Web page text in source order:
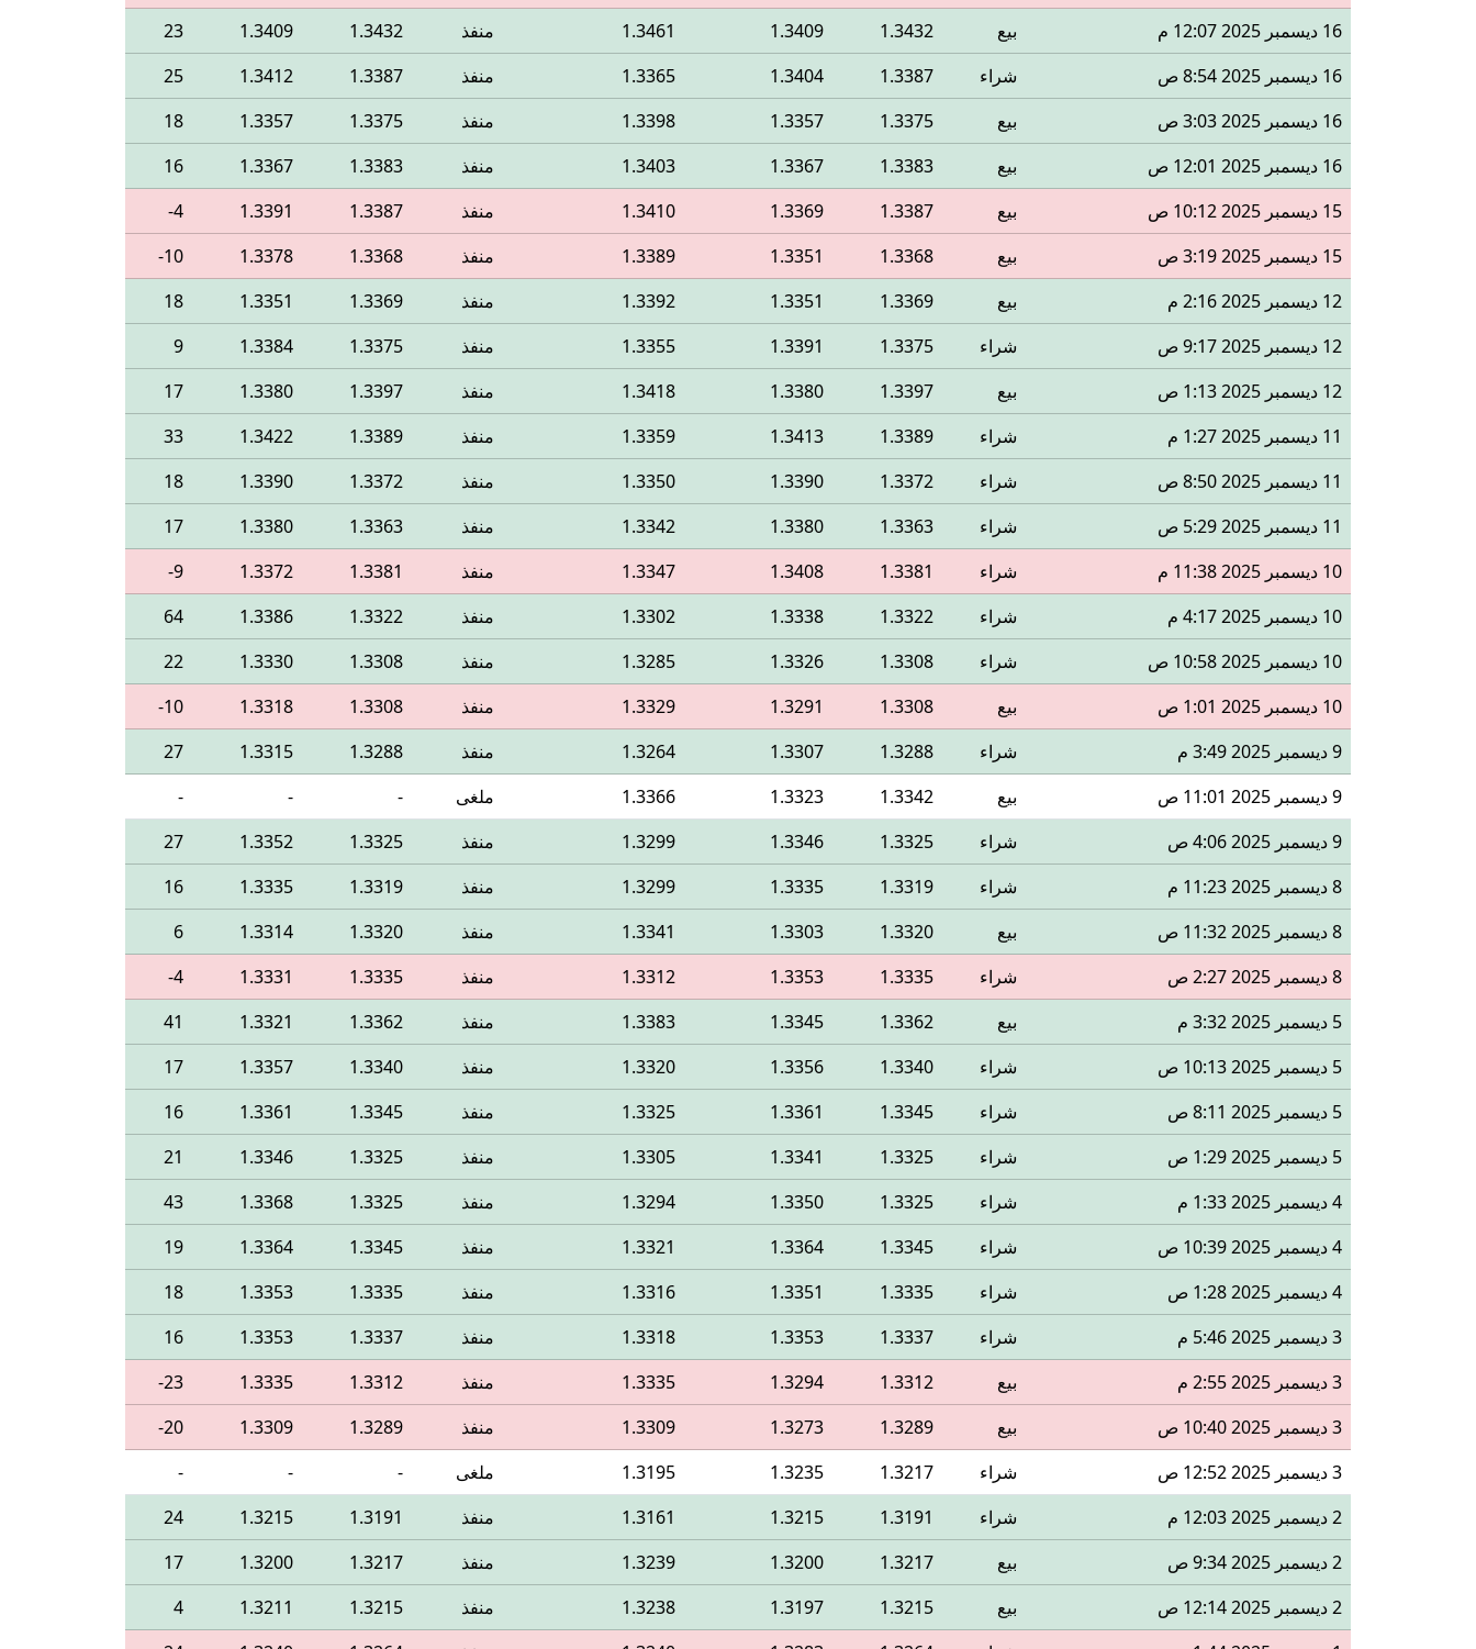
16 ديسمبر 2025 12:07 م
بيع 1.3432
1.3409
1.3461 منفذ 1.3432
1.3409
23
16 ديسمبر 2025 8:54 ص
شراء 1.3387
1.3404
1.3365 منفذ 1.3387
1.3412
25
16 ديسمبر 2025 3:03 ص
بيع 1.3375
1.3357
1.3398 منفذ 1.3375
1.3357
18
16 ديسمبر 2025 12:01 ص
بيع 1.3383
1.3367
1.3403 منفذ 1.3383
1.3367
16
15 ديسمبر 2025 10:12 ص
بيع 1.3387
1.3369
1.3410 منفذ 1.3387
1.3391
‎-4
15 ديسمبر 2025 3:19 ص
بيع 1.3368
1.3351
1.3389 منفذ 1.3368
1.3378
‎-10
12 ديسمبر 2025 2:16 م
بيع 1.3369
1.3351
1.3392 منفذ 1.3369
1.3351
18
12 ديسمبر 2025 9:17 ص
شراء 1.3375
1.3391
1.3355 منفذ 1.3375
1.3384
9
12 ديسمبر 2025 1:13 ص
بيع 1.3397
1.3380
1.3418 منفذ 1.3397
1.3380
17
11 ديسمبر 2025 1:27 م
شراء 1.3389
1.3413
1.3359 منفذ 1.3389
1.3422
33
11 ديسمبر 2025 8:50 ص
شراء 1.3372
1.3390
1.3350 منفذ 1.3372
1.3390
18
11 ديسمبر 2025 5:29 ص
شراء 1.3363
1.3380
1.3342 منفذ 1.3363
1.3380
17
10 ديسمبر 2025 11:38 م
شراء 1.3381
1.3408
1.3347 منفذ 1.3381
1.3372
‎-9
10 ديسمبر 2025 4:17 م
شراء 1.3322
1.3338
1.3302 منفذ 1.3322
1.3386
64
10 ديسمبر 2025 10:58 ص
شراء 1.3308
1.3326
1.3285 منفذ 1.3308
1.3330
22
10 ديسمبر 2025 1:01 ص
بيع 1.3308
1.3291
1.3329 منفذ 1.3308
1.3318
‎-10
9 ديسمبر 2025 3:49 م
شراء 1.3288
1.3307
1.3264 منفذ 1.3288
1.3315
27
9 ديسمبر 2025 11:01 ص
بيع 1.3342
1.3323
1.3366 ملغى -
-
-
9 ديسمبر 2025 4:06 ص
شراء 1.3325
1.3346
1.3299 منفذ 1.3325
1.3352
27
8 ديسمبر 2025 11:23 م
شراء 1.3319
1.3335
1.3299 منفذ 1.3319
1.3335
16
8 ديسمبر 2025 11:32 ص
بيع 1.3320
1.3303
1.3341 منفذ 1.3320
1.3314
6
8 ديسمبر 2025 2:27 ص
شراء 1.3335
1.3353
1.3312 منفذ 1.3335
1.3331
‎-4
5 ديسمبر 2025 3:32 م
بيع 1.3362
1.3345
1.3383 منفذ 1.3362
1.3321
41
5 ديسمبر 2025 10:13 ص
شراء 1.3340
1.3356
1.3320 منفذ 1.3340
1.3357
17
5 ديسمبر 2025 8:11 ص
شراء 1.3345
1.3361
1.3325 منفذ 1.3345
1.3361
16
5 ديسمبر 2025 1:29 ص
شراء 1.3325
1.3341
1.3305 منفذ 1.3325
1.3346
21
4 ديسمبر 2025 1:33 م
شراء 1.3325
1.3350
1.3294 منفذ 1.3325
1.3368
43
4 ديسمبر 2025 10:39 ص
شراء 1.3345
1.3364
1.3321 منفذ 1.3345
1.3364
19
4 ديسمبر 2025 1:28 ص
شراء 1.3335
1.3351
1.3316 منفذ 1.3335
1.3353
18
3 ديسمبر 2025 5:46 م
شراء 1.3337
1.3353
1.3318 منفذ 1.3337
1.3353
16
3 ديسمبر 2025 2:55 م
بيع 1.3312
1.3294
1.3335 منفذ 1.3312
1.3335
‎-23
3 ديسمبر 2025 10:40 ص
بيع 1.3289
1.3273
1.3309 منفذ 1.3289
1.3309
‎-20
3 ديسمبر 2025 12:52 ص
شراء 1.3217
1.3235
1.3195 ملغى -
-
-
2 ديسمبر 2025 12:03 م
شراء 1.3191
1.3215
1.3161 منفذ 1.3191
1.3215
24
2 ديسمبر 2025 9:34 ص
بيع 1.3217
1.3200
1.3239 منفذ 1.3217
1.3200
17
2 ديسمبر 2025 12:14 ص
بيع 1.3215
1.3197
1.3238 منفذ 1.3215
1.3211
4